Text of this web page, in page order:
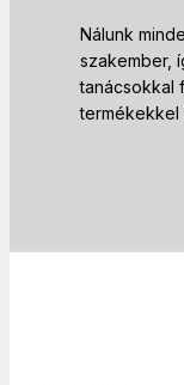
Nálunk
szakember,
tanácsokkal
termékekkel